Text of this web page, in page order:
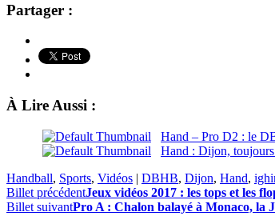
Partager :
À Lire Aussi :
Hand – Pro D2 : le
Hand : Dijon,
Handball, Sports, Vidéos | DBHB, Dijon, Hand,
Billet précédentJeux vidéos 2017 : les tops et les
Billet suivantPro A : Chalon balayé à Monaco, la